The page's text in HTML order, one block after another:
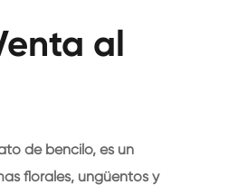
al
de bencilo, es un
florales, ungüentos y